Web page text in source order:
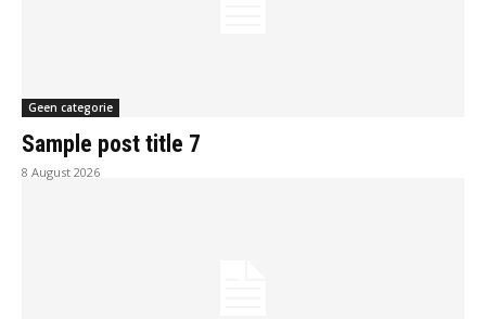
Geen categorie
Sample post title 7
8 August 2026